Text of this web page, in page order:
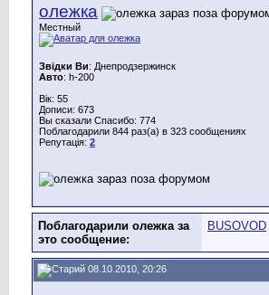
олежка
Местный
Звідки Ви: Днепродзержинск
Авто: h-200
Вік: 55
Дописи: 673
Вы сказали Спасибо: 774
Поблагодарили 844 раз(а) в 323 сообщениях
Репутація: 2
Поблагодарили олежка за
это сообщение:
BUSOVOD
08.10.2010, 20:26